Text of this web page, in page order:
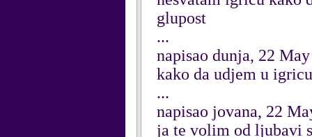
glupost
...
napisao dunja, 22
kako da udjem u
...
napisao jovana, 22
ja te volim od ljubavi